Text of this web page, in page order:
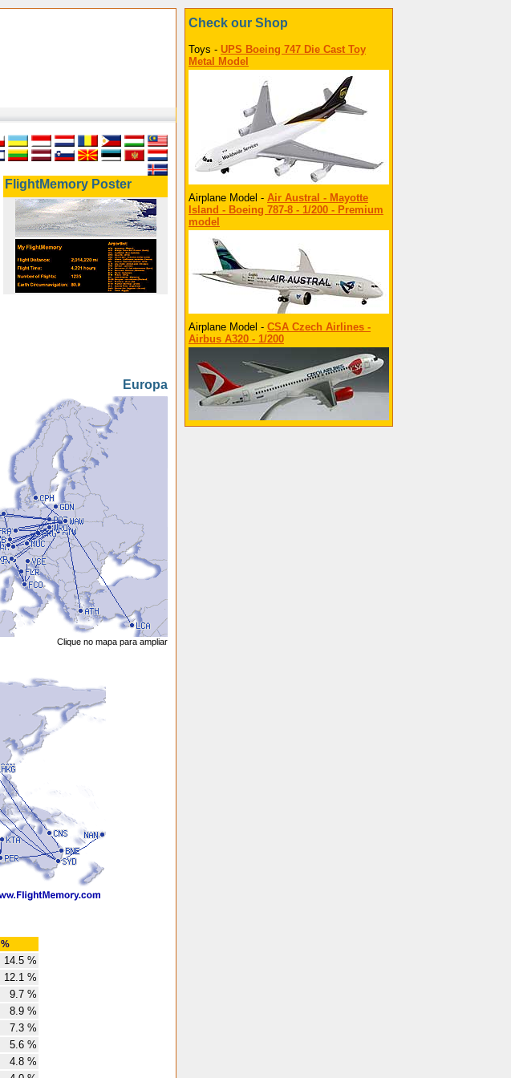
FlightMemory Poster
Europa
Clique no mapa para ampliar
%
14.5 %
12.1 %
9.7 %
8.9 %
7.3 %
5.6 %
4.8 %
Check our Shop
Toys - UPS Boeing 747 Die Cast Toy
Metal Model
Airplane Model - Air Austral - Mayotte
Island - Boeing 787-8 - 1/200 - Premium
model
Airplane Model - CSA Czech Airlines -
Airbus A320 - 1/200